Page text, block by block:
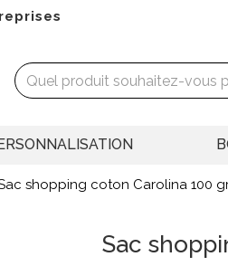
shopping coton Carolina 100
Sac